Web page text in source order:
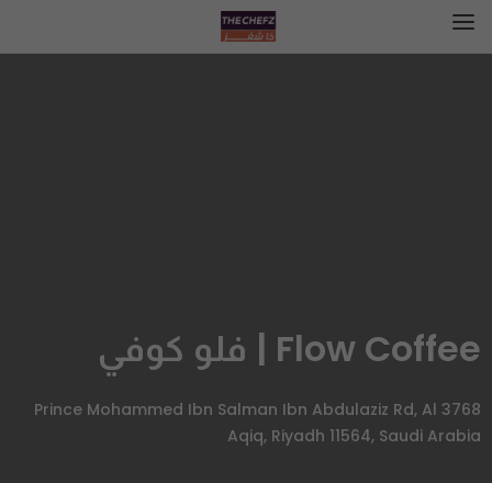
Flow Coffee | فلو كوفي
3768 Prince Mohammed Ibn Salman Ibn Abdulaziz Rd, Al
Aqiq, Riyadh 11564, Saudi Arabia